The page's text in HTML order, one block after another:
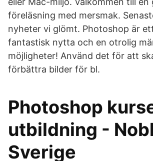
föreläsning med mersmak.
nyheter vi glömt. Photoshop är
fantastisk nytta och en otrolig
möjligheter! Använd det för att
förbättra bilder för bl.
Photoshop
utbildning -
Sverige